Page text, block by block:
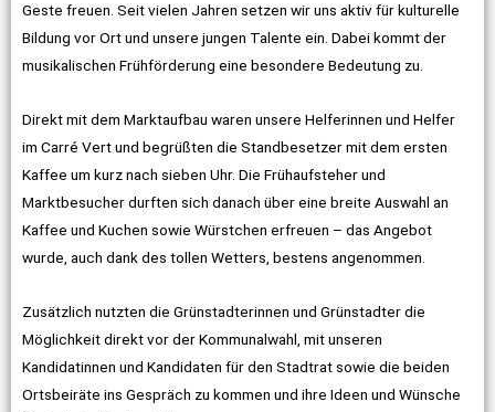
Geste freuen. Seit vielen Jahren setzen wir uns aktiv für kulturelle
Bildung vor Ort und unsere jungen Talente ein. Dabei kommt der
musikalischen Frühförderung eine besondere Bedeutung zu.
Direkt mit dem Marktaufbau waren unsere Helferinnen und Helfer
im Carré Vert und begrüßten die Standbesetzer mit dem ersten
Kaffee um kurz nach sieben Uhr. Die Frühaufsteher und
Marktbesucher durften sich danach über eine breite Auswahl an
Kaffee und Kuchen sowie Würstchen erfreuen – das Angebot
wurde, auch dank des tollen Wetters, bestens angenommen.
Zusätzlich nutzten die Grünstadterinnen und Grünstadter die
Möglichkeit direkt vor der Kommunalwahl, mit unseren
Kandidatinnen und Kandidaten für den Stadtrat sowie die beiden
Ortsbeiräte ins Gespräch zu kommen und ihre Ideen und Wünsche